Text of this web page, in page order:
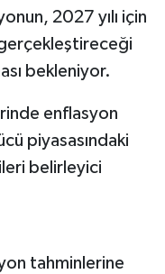
2027 yılı için
bekleniyor.
enflasyon
piyasasındaki
belirleyici
tahminlerine